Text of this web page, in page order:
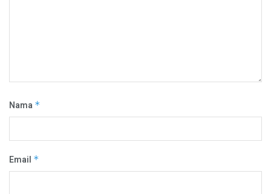
Nama *
Email *